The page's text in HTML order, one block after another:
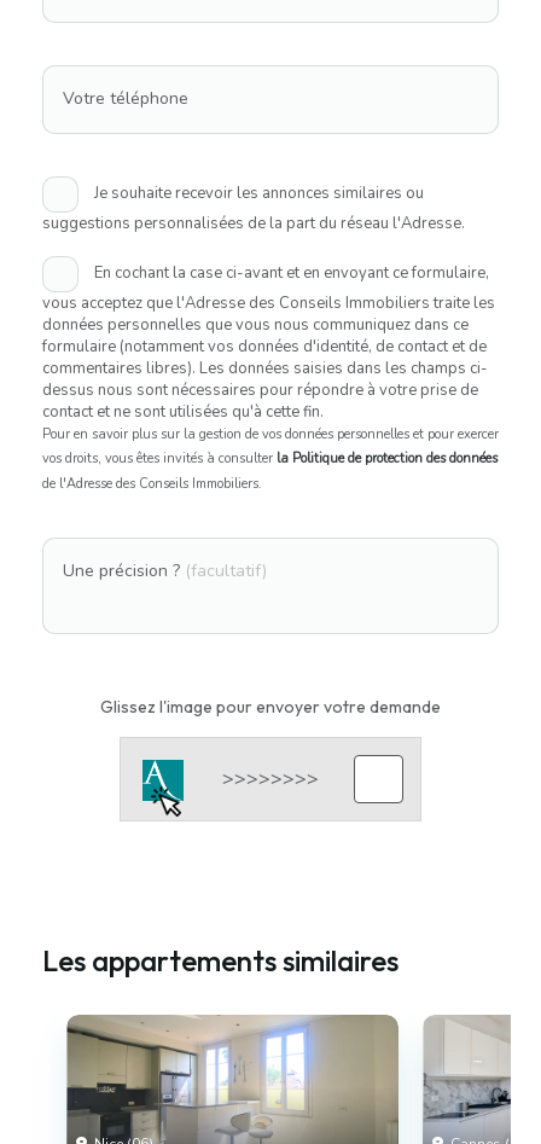
Votre téléphone
Je souhaite recevoir les annonces similaires ou
suggestions personnalisées de la part du réseau l'Adresse.
En cochant la case ci-avant et en envoyant ce formulaire,
vous acceptez que l'Adresse des Conseils Immobiliers traite les
données personnelles que vous nous communiquez dans ce
formulaire (notamment vos données d'identité, de contact et de
commentaires libres). Les données saisies dans les champs ci-
dessus nous sont nécessaires pour répondre à votre prise de
contact et ne sont utilisées qu'à cette fin.
Pour en savoir plus sur la gestion de vos données personnelles et pour exercer
vos droits, vous êtes invités à consulter la Politique de protection des données
de l'Adresse des Conseils Immobiliers.
Une précision ? (facultatif)
Glissez l'image pour envoyer votre demande
Les appartements similaires